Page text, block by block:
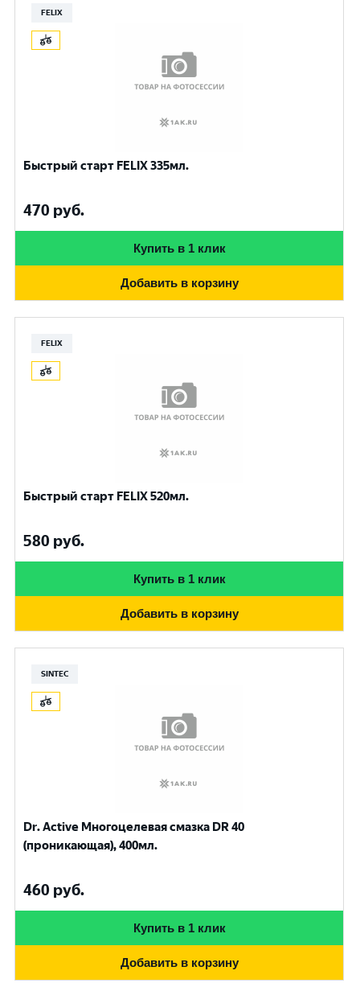
FELIX
Быстрый старт FELIX 335мл.
470 руб.
Купить в 1 клик
Добавить в корзину
FELIX
Быстрый старт FELIX 520мл.
580 руб.
Купить в 1 клик
Добавить в корзину
SINTEC
Dr. Active Многоцелевая смазка DR 40
(проникающая), 400мл.
460 руб.
Купить в 1 клик
Добавить в корзину